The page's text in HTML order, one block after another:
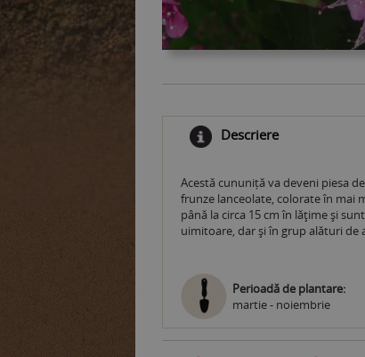
Descriere
Acestă cununiță va deveni piesa
frunze lanceolate, colorate în mai
până la circa 15 cm în lăţime și
uimitoare, dar și în grup alături
Perioadă de plantare:
martie - noiembrie